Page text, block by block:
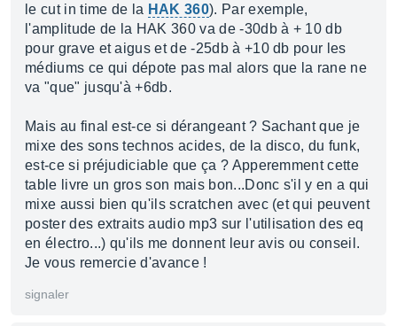
le cut in time de la HAK 360). Par exemple,
l'amplitude de la HAK 360 va de -30db à + 10 db
pour grave et aigus et de -25db à +10 db pour les
médiums ce qui dépote pas mal alors que la rane ne
va "que" jusqu'à +6db.
Mais au final est-ce si dérangeant ? Sachant que je
mixe des sons technos acides, de la disco, du funk,
est-ce si préjudiciable que ça ? Apperemment cette
table livre un gros son mais bon...Donc s'il y en a qui
mixe aussi bien qu'ils scratchen avec (et qui peuvent
poster des extraits audio mp3 sur l'utilisation des eq
en électro...) qu'ils me donnent leur avis ou conseil.
Je vous remercie d'avance !
signaler